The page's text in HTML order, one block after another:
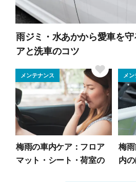
雨ジミ・水あかから愛車を
アと洗車のコツ
梅雨の車内ケア：フロア
マット・シート・荷室の
メンテナンス
梅
内
メン